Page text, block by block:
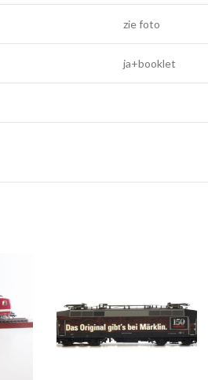
zie foto
ja+booklet